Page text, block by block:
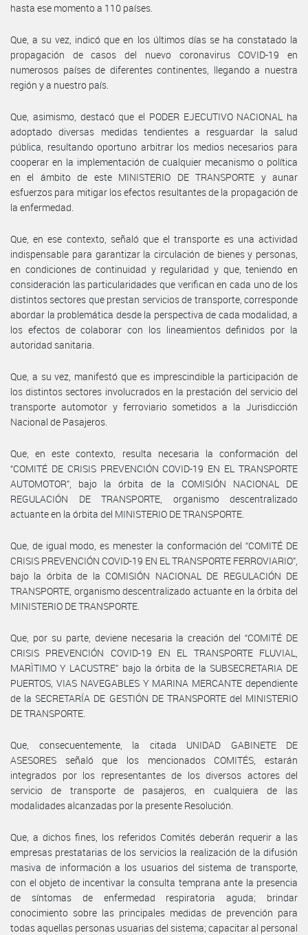
hasta ese momento a 110 países.
Que, a su vez, indicó que en los últimos días se ha constatado la
propagación de casos del nuevo coronavirus COVID-19 en
numerosos países de diferentes continentes, llegando a nuestra
región y a nuestro país.
Que, asimismo, destacó que el PODER EJECUTIVO NACIONAL ha
adoptado diversas medidas tendientes a resguardar la salud
pública, resultando oportuno arbitrar los medios necesarios para
cooperar en la implementación de cualquier mecanismo o política
en el ámbito de este MINISTERIO DE TRANSPORTE y aunar
esfuerzos para mitigar los efectos resultantes de la propagación de
la enfermedad.
Que, en ese contexto, señaló que el transporte es una actividad
indispensable para garantizar la circulación de bienes y personas,
en condiciones de continuidad y regularidad y que, teniendo en
consideración las particularidades que verifican en cada uno de los
distintos sectores que prestan servicios de transporte, corresponde
abordar la problemática desde la perspectiva de cada modalidad, a
los efectos de colaborar con los lineamientos definidos por la
autoridad sanitaria.
Que, a su vez, manifestó que es imprescindible la participación de
los distintos sectores involucrados en la prestación del servicio del
transporte automotor y ferroviario sometidos a la Jurisdicción
Nacional de Pasajeros.
Que, en este contexto, resulta necesaria la conformación del
“COMITÉ DE CRISIS PREVENCIÓN COVID-19 EN EL TRANSPORTE
AUTOMOTOR”, bajo la órbita de la COMISIÓN NACIONAL DE
REGULACIÓN DE TRANSPORTE, organismo descentralizado
actuante en la órbita del MINISTERIO DE TRANSPORTE.
Que, de igual modo, es menester la conformación del “COMITÉ DE
CRISIS PREVENCIÓN COVID-19 EN EL TRANSPORTE FERROVIARIO”,
bajo la órbita de la COMISIÓN NACIONAL DE REGULACIÓN DE
TRANSPORTE, organismo descentralizado actuante en la órbita del
MINISTERIO DE TRANSPORTE.
Que, por su parte, deviene necesaria la creación del “COMITÉ DE
CRISIS PREVENCIÓN COVID-19 EN EL TRANSPORTE FLUVIAL,
MARÌTIMO Y LACUSTRE” bajo la órbita de la SUBSECRETARIA DE
PUERTOS, VIAS NAVEGABLES Y MARINA MERCANTE dependiente
de la SECRETARÍA DE GESTIÓN DE TRANSPORTE del MINISTERIO
DE TRANSPORTE.
Que, consecuentemente, la citada UNIDAD GABINETE DE
ASESORES señaló que los mencionados COMITÉS, estarán
integrados por los representantes de los diversos actores del
servicio de transporte de pasajeros, en cualquiera de las
modalidades alcanzadas por la presente Resolución.
Que, a dichos fines, los referidos Comités deberán requerir a las
empresas prestatarias de los servicios la realización de la difusión
masiva de información a los usuarios del sistema de transporte,
con el objeto de incentivar la consulta temprana ante la presencia
de síntomas de enfermedad respiratoria aguda; brindar
conocimiento sobre las principales medidas de prevención para
todas aquellas personas usuarias del sistema; capacitar al personal